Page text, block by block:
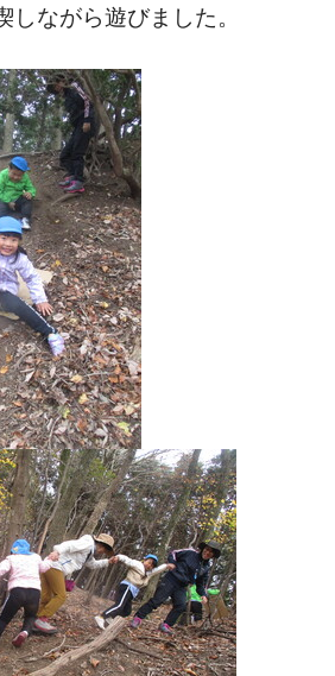
しながら遊びました。